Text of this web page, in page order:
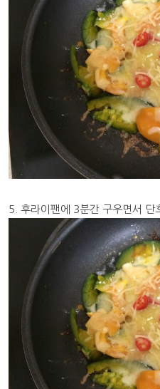
5. 후라이팬에 3분간 구우면서 단